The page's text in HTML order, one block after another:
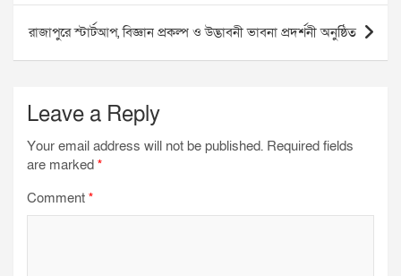
o
o
e
r
A
p
r
a
রাজাপুরে স্টার্টআপ, বিজ্ঞান প্রকল্প ও উদ্ভাবনী ভাবনা প্রদর্শনী অনুষ্ঠিত
Leave a Reply
Your email address will not be published. Required fields
are marked *
Comment *